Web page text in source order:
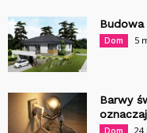
Budowa
Dom 5
Barwy
Dom 24